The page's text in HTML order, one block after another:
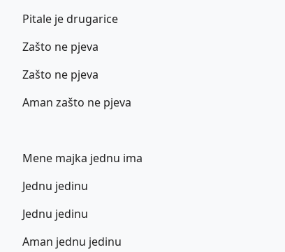
Pitale je drugarice
Zašto ne pjeva
Zašto ne pjeva
Aman zašto ne pjeva
Mene majka jednu ima
Jednu jedinu
Jednu jedinu
Aman jednu jedinu